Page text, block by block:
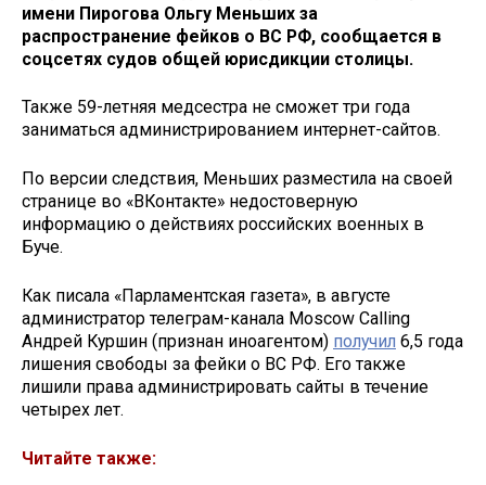
имени Пирогова Ольгу Меньших за
распространение фейков о ВС РФ, сообщается в
соцсетях судов общей юрисдикции столицы.
Также 59-летняя медсестра не сможет три года
заниматься администрированием интернет-сайтов.
По версии следствия, Меньших разместила на своей
странице во «ВКонтакте» недостоверную
информацию о действиях российских военных в
Буче.
Как писала «Парламентская газета», в августе
администратор телеграм-канала Moscow Calling
Андрей Куршин (признан иноагентом) получил 6,5 года
лишения свободы за фейки о ВС РФ. Его также
лишили права администрировать сайты в течение
четырех лет.
Читайте также: